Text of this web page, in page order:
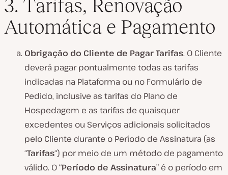
3. Tarifas, Renovação
Automática e Pagamento
Obrigação do Cliente de Pagar Tarifas. O Cliente
deverá pagar pontualmente todas as tarifas
indicadas na Plataforma ou no Formulário de
Pedido, inclusive as tarifas do Plano de
Hospedagem e as tarifas de quaisquer
excedentes ou Serviços adicionais solicitados
pelo Cliente durante o Período de Assinatura (as
“Tarifas“) por meio de um método de pagamento
válido. O “Período de Assinatura” é o período em